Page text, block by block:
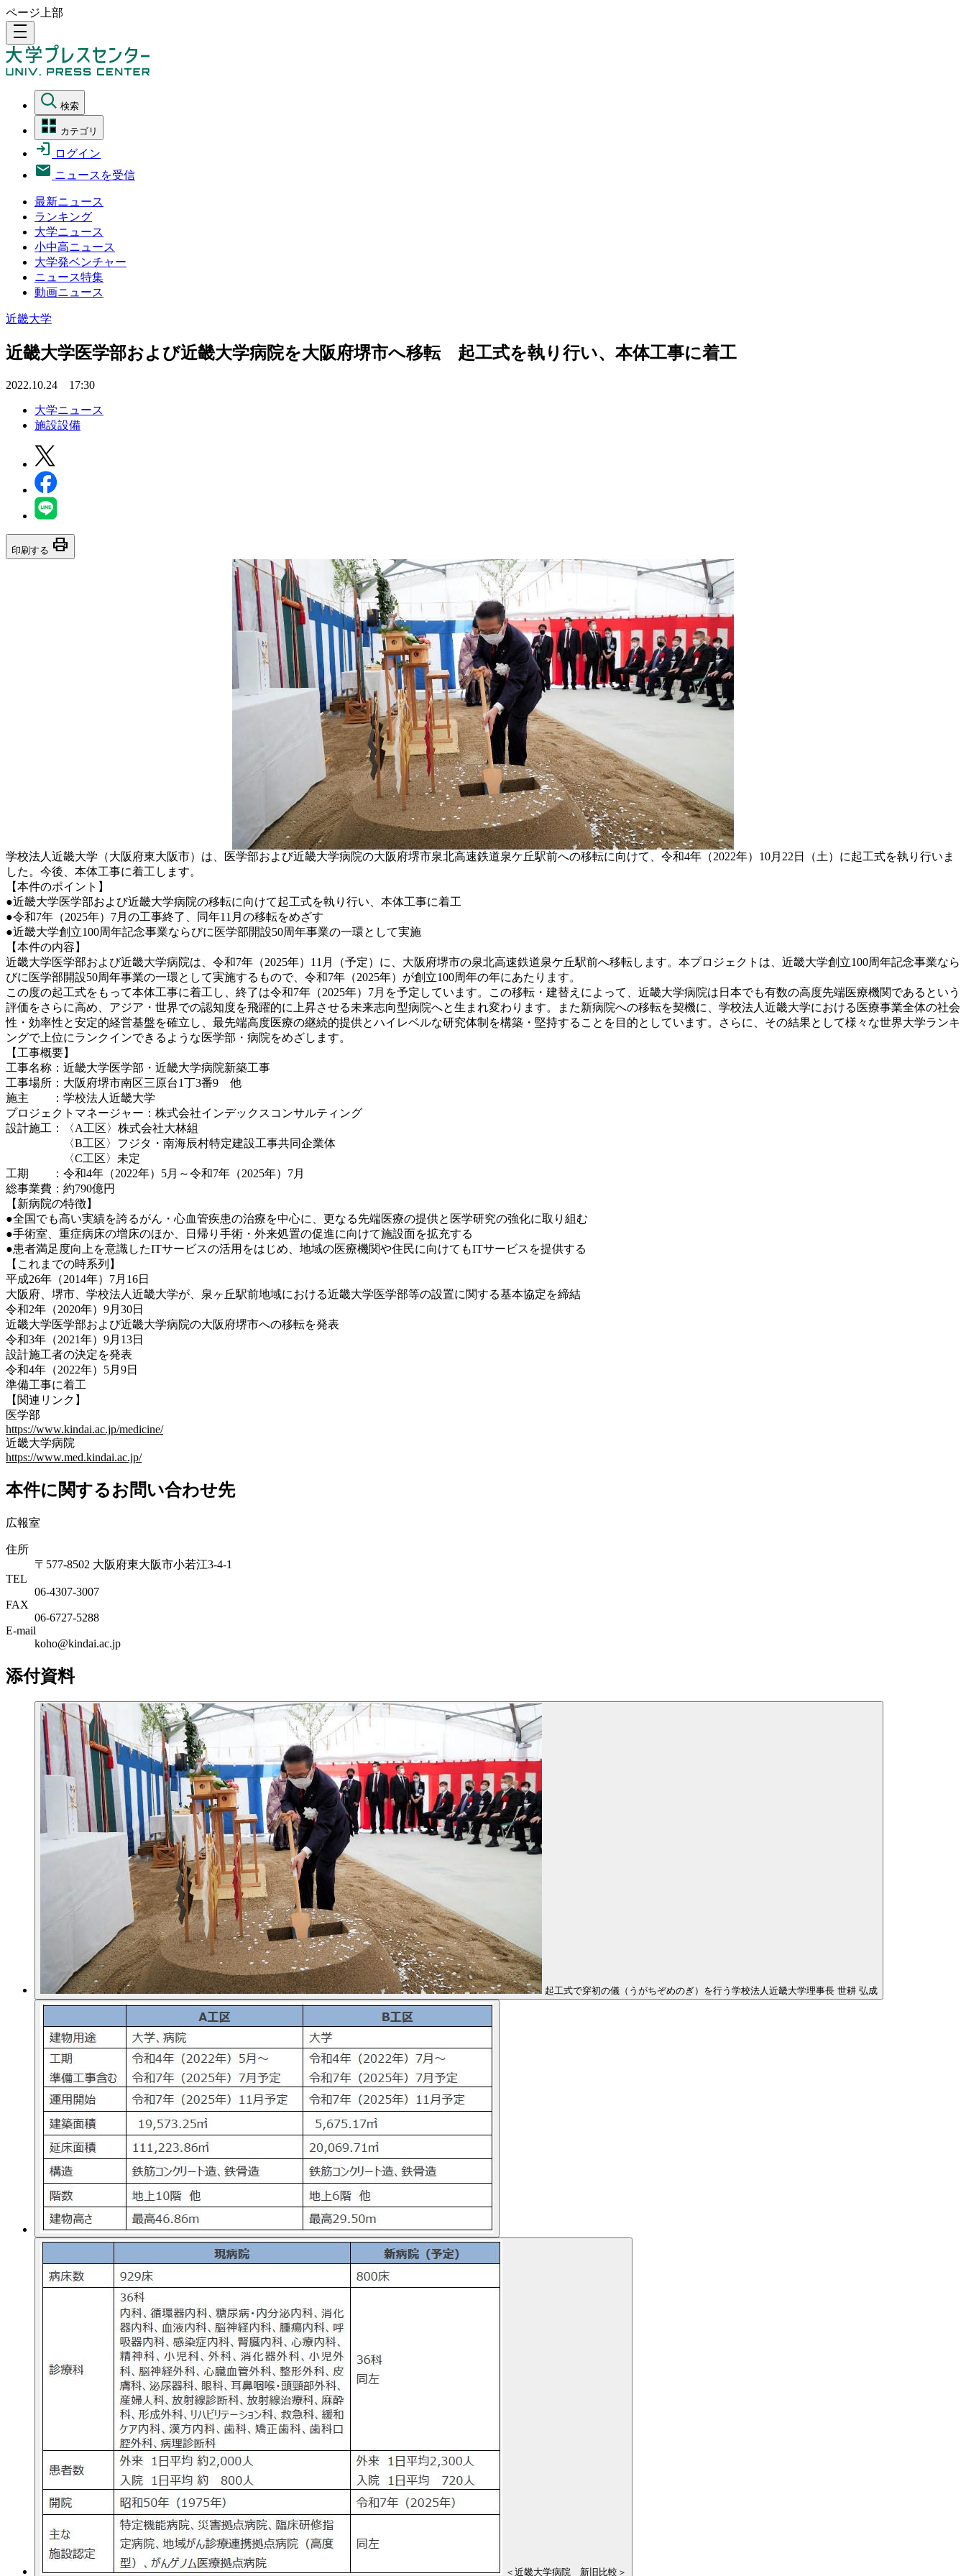
ページ上部
density_medium
検索
カテゴリ
ログイン
ニュースを受信
最新ニュース
ランキング
大学ニュース
小中高ニュース
大学発ベンチャー
ニュース特集
動画ニュース
近畿大学
近畿大学医学部および近畿大学病院を大阪府堺市へ移転 起工式を執り行い、本体工事に着工
2022.10.24 17:30
大学ニュース
施設設備
印刷する print
学校法人近畿大学（大阪府東大阪市）は、医学部および近畿大学病院の大阪府堺市泉北高速鉄道泉ケ丘駅前への移転に向けて、令和4年（2022年）10月22日（土）に起工式を執り行いま
した。今後、本体工事に着工します。
【本件のポイント】
●近畿大学医学部および近畿大学病院の移転に向けて起工式を執り行い、本体工事に着工
●令和7年（2025年）7月の工事終了、同年11月の移転をめざす
●近畿大学創立100周年記念事業ならびに医学部開設50周年事業の一環として実施
【本件の内容】
近畿大学医学部および近畿大学病院は、令和7年（2025年）11月（予定）に、大阪府堺市の泉北高速鉄道泉ケ丘駅前へ移転します。本プロジェクトは、近畿大学創立100周年記念事業なら
びに医学部開設50周年事業の一環として実施するもので、令和7年（2025年）が創立100周年の年にあたります。
この度の起工式をもって本体工事に着工し、終了は令和7年（2025年）7月を予定しています。この移転・建替えによって、近畿大学病院は日本でも有数の高度先端医療機関であるという
評価をさらに高め、アジア・世界での認知度を飛躍的に上昇させる未来志向型病院へと生まれ変わります。また新病院への移転を契機に、学校法人近畿大学における医療事業全体の社会
性・効率性と安定的経営基盤を確立し、最先端高度医療の継続的提供とハイレベルな研究体制を構築・堅持することを目的としています。さらに、その結果として様々な世界大学ランキ
ングで上位にランクインできるような医学部・病院をめざします。
【工事概要】
工事名称：近畿大学医学部・近畿大学病院新築工事
工事場所：大阪府堺市南区三原台1丁3番9 他
施主 ：学校法人近畿大学
プロジェクトマネージャー：株式会社インデックスコンサルティング
設計施工：〈A工区〉株式会社大林組
〈B工区〉フジタ・南海辰村特定建設工事共同企業体
〈C工区〉未定
工期 ：令和4年（2022年）5月～令和7年（2025年）7月
総事業費：約790億円
【新病院の特徴】
●全国でも高い実績を誇るがん・心血管疾患の治療を中心に、更なる先端医療の提供と医学研究の強化に取り組む
●手術室、重症病床の増床のほか、日帰り手術・外来処置の促進に向けて施設面を拡充する
●患者満足度向上を意識したITサービスの活用をはじめ、地域の医療機関や住民に向けてもITサービスを提供する
【これまでの時系列】
平成26年（2014年）7月16日
大阪府、堺市、学校法人近畿大学が、泉ヶ丘駅前地域における近畿大学医学部等の設置に関する基本協定を締結
令和2年（2020年）9月30日
近畿大学医学部および近畿大学病院の大阪府堺市への移転を発表
令和3年（2021年）9月13日
設計施工者の決定を発表
令和4年（2022年）5月9日
準備工事に着工
【関連リンク】
医学部
https://www.kindai.ac.jp/medicine/
近畿大学病院
https://www.med.kindai.ac.jp/
本件に関するお問い合わせ先
広報室
住所
〒577-8502 大阪府東大阪市小若江3-4-1
TEL
06‐4307‐3007
FAX
06‐6727‐5288
E-mail
koho@kindai.ac.jp
添付資料
起工式で穿初の儀（うがちぞめのぎ）を行う学校法人近畿大学理事長 世耕 弘成
＜近畿大学病院 新旧比較＞